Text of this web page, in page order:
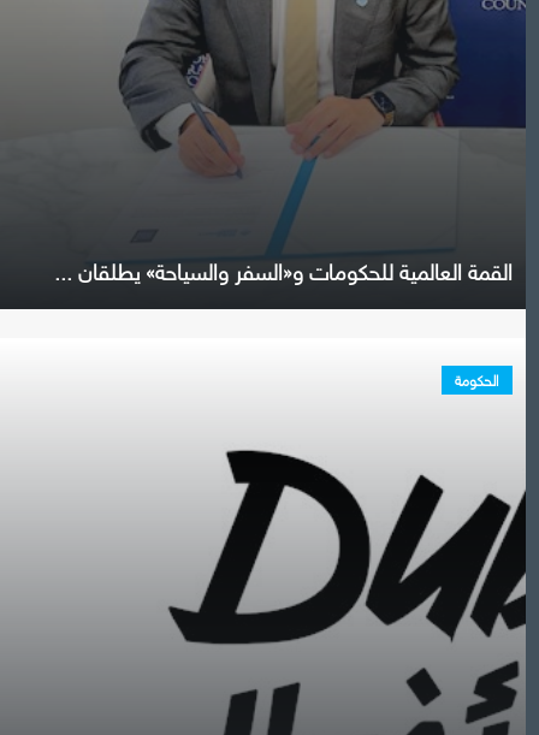
القمة العالمية للحكومات و«السفر والسياحة» يطلقان ...
الحكومة